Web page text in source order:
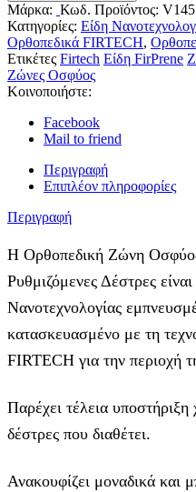
Μάρκα: Κωδ. Προϊόντος: V145
Κατηγορίες: Είδη
Ορθοπεδικά FIRTECH,
Ετικέτες Firtech Είδη FirPrene
Ζώνες Οσφύος
Κοινοποιήστε:
Facebook
Mail to friend
Περιγραφή
Επιπλέον πληροφορίες
Περιγραφή
Η Ορθοπεδική Ζώνη
Ρυθμιζόμενες Δέστρες
Νανοτεχνολογίας
κατασκευασμένο με τη
FIRTECH για την περιοχή
Παρέχει τέλεια υποστήριξη
δέστρες που διαθέτει.
Ανακουφίζει μοναδικά και